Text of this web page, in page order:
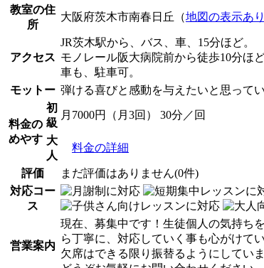
教室の住
所
大阪府茨木市南春日丘（地図の表示あり
アクセス
JR茨木駅から、バス、車、15分ほど。
モノレール阪大病院前から徒歩10分ほど
車も、駐車可。
モットー 弾ける喜びと感動を与えたいと思ってい
料金の
めやす
初
級
月7000円（月3回） 30分／回
大
人
料金の詳細
評価
まだ評価はありません(0件)
対応コー
ス
営業案内
現在、募集中です！生徒個人の気持ち
ら丁寧に、対応していく事も心がけてい
欠席はできる限り振替るようにしていま